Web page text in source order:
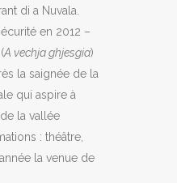
di a Nuvala.
en 2012 –
A vechja ghjesgia)
la saignée de la
qui aspire à
la vallée
: théâtre,
la venue de